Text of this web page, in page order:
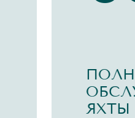
ЯХТЫ